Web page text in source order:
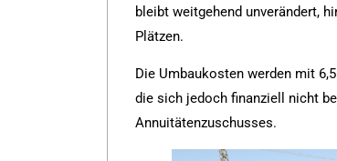
bleibt weitgehend unverändert,
Plätzen.
Die Umbaukosten werden mit
die sich jedoch finanziell nicht
Annuitätenzuschusses.